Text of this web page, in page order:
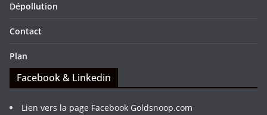
Dépollution
Contact
Plan
Facebook & Linkedin
Lien vers la page Facebook Goldsnoop.com